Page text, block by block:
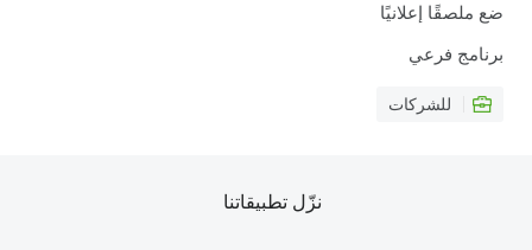
ضع ملصقًا إعلانيًا
برنامج فرعي
للشركات
نزّل تطبيقاتنا